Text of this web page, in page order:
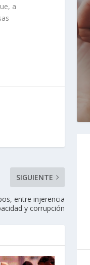
a
SIGUIENTE
entre injerencia
y corrupción